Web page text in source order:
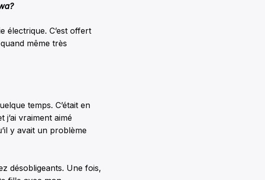
électrique. C’est offert
même très
temps. C’était en
j’ai vraiment aimé
y avait un problème
désobligeants. Une fois,